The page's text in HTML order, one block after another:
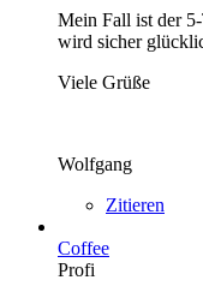
Mein Fall ist der
wird sicher
Viele Grüße
Wolfgang
Zitieren
Coffee
Profi